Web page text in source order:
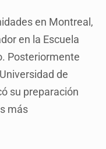
en Montreal,
en la Escuela
Posteriormente
de
su preparación
más